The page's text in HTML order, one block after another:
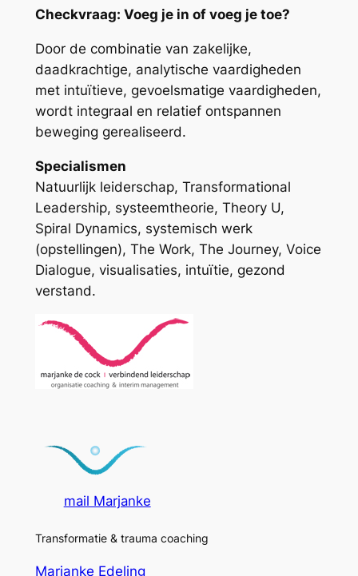
Checkvraag: Voeg je in of voeg je toe?
Door de combinatie van zakelijke,
daadkrachtige, analytische vaardigheden
met intuïtieve, gevoelsmatige vaardigheden,
wordt integraal en relatief ontspannen
beweging gerealiseerd.
Specialismen
Natuurlijk leiderschap, Transformational
Leadership, systeemtheorie, Theory U,
Spiral Dynamics, systemisch werk
(opstellingen), The Work, The Journey, Voice
Dialogue, visualisaties, intuïtie, gezond
verstand.
mail Marjanke
Transformatie & trauma coaching
Marjanke Edeling